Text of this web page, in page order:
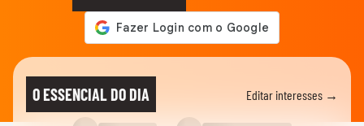
O ESSENCIAL DO DIA Editar interesses →